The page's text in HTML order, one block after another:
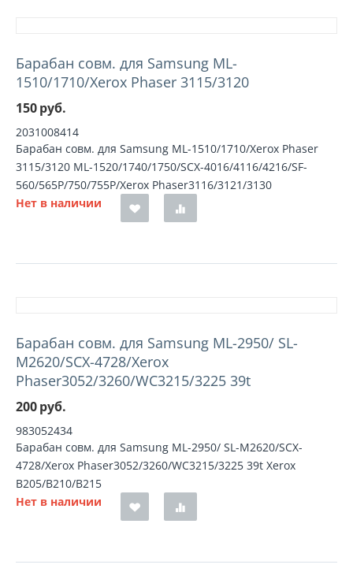
Барабан совм. для Samsung ML-
1510/1710/Xerox Phaser 3115/3120
150руб.
2031008414
Барабан совм. для Samsung ML-1510/1710/Xerox Phaser
3115/3120 ML-1520/1740/1750/SCX-4016/4116/4216/SF-
560/565P/750/755P/Xerox Phaser3116/3121/3130
Нет в наличии
Барабан совм. для Samsung ML-2950/ SL-
M2620/SCX-4728/Xerox
Phaser3052/3260/WC3215/3225 39t
200руб.
983052434
Барабан совм. для Samsung ML-2950/ SL-M2620/SCX-
4728/Xerox Phaser3052/3260/WC3215/3225 39t Xerox
B205/B210/B215
Нет в наличии